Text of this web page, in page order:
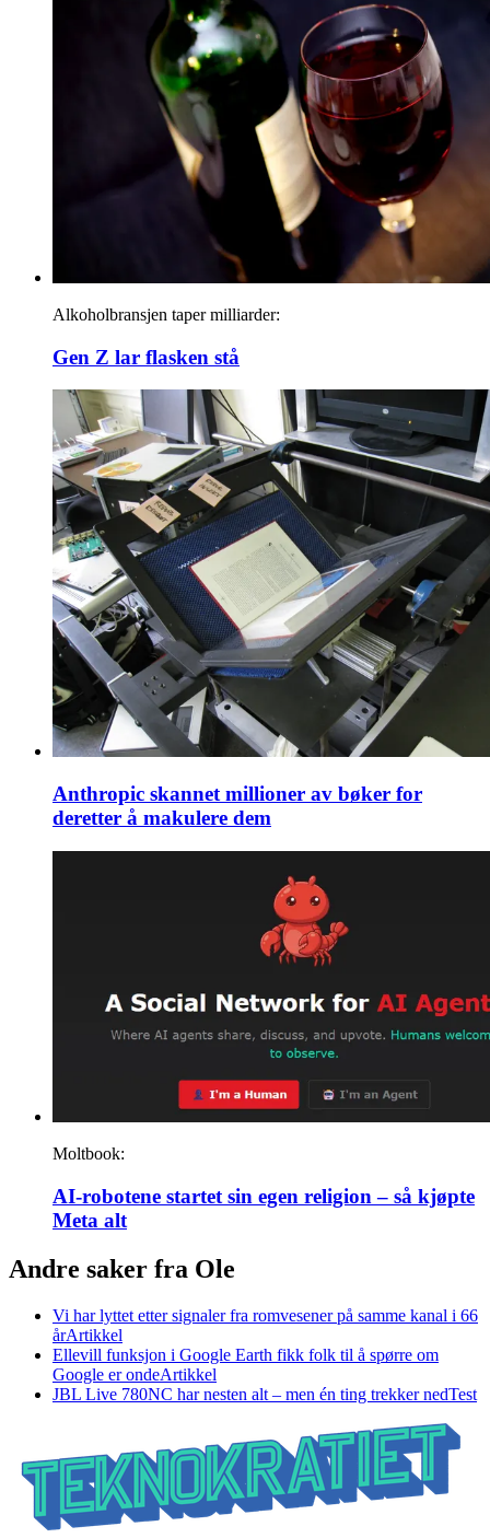
Alkoholbransjen taper milliarder:
Gen Z lar flasken stå
Anthropic skannet millioner av bøker for
deretter å makulere dem
Moltbook:
AI-robotene startet sin egen religion – så kjøpte
Meta alt
Andre saker fra Ole
Vi har lyttet etter signaler fra romvesener på samme kanal i 66
årArtikkel
Ellevill funksjon i Google Earth fikk folk til å spørre om
Google er ondeArtikkel
JBL Live 780NC har nesten alt – men én ting trekker nedTest